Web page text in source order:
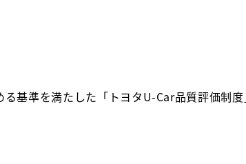
基準を満たした「トヨタU-Car品質評価制度